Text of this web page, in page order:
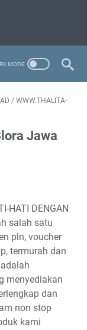
/ WWW.THALITA-
Jawa
HATI DENGAN
salah satu
pln, voucher
termurah dan
menyediakan
dan
non stop
kami